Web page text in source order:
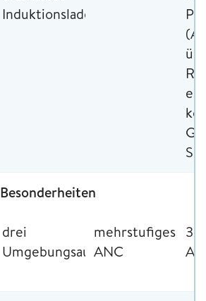
Induktionsladen
Besonderheiten
drei
Umgebungsaudiomodi
mehrstufiges
ANC